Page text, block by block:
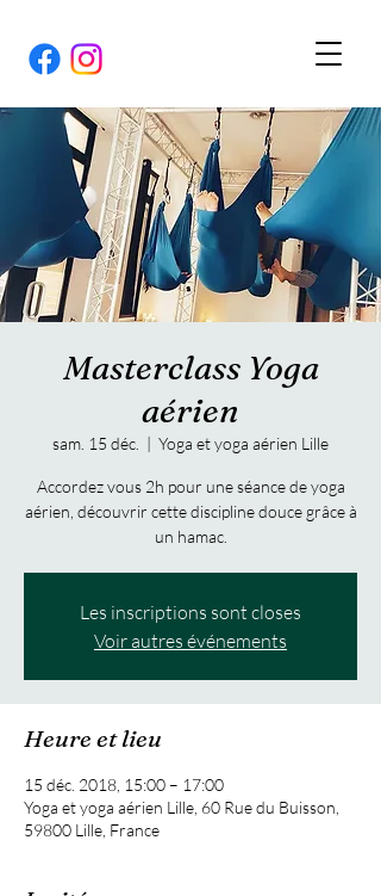
Masterclass Yoga
aérien
sam. 15 déc.
  |
Yoga et yoga aérien Lille
Accordez vous 2h pour une séance de yoga
aérien, découvrir cette discipline douce grâce à
Les inscriptions sont closes
Voir autres événements
Heure et lieu
15 déc. 2018, 15:00 – 17:00
Yoga et yoga aérien Lille, 60 Rue du Buisson,
59800 Lille, France